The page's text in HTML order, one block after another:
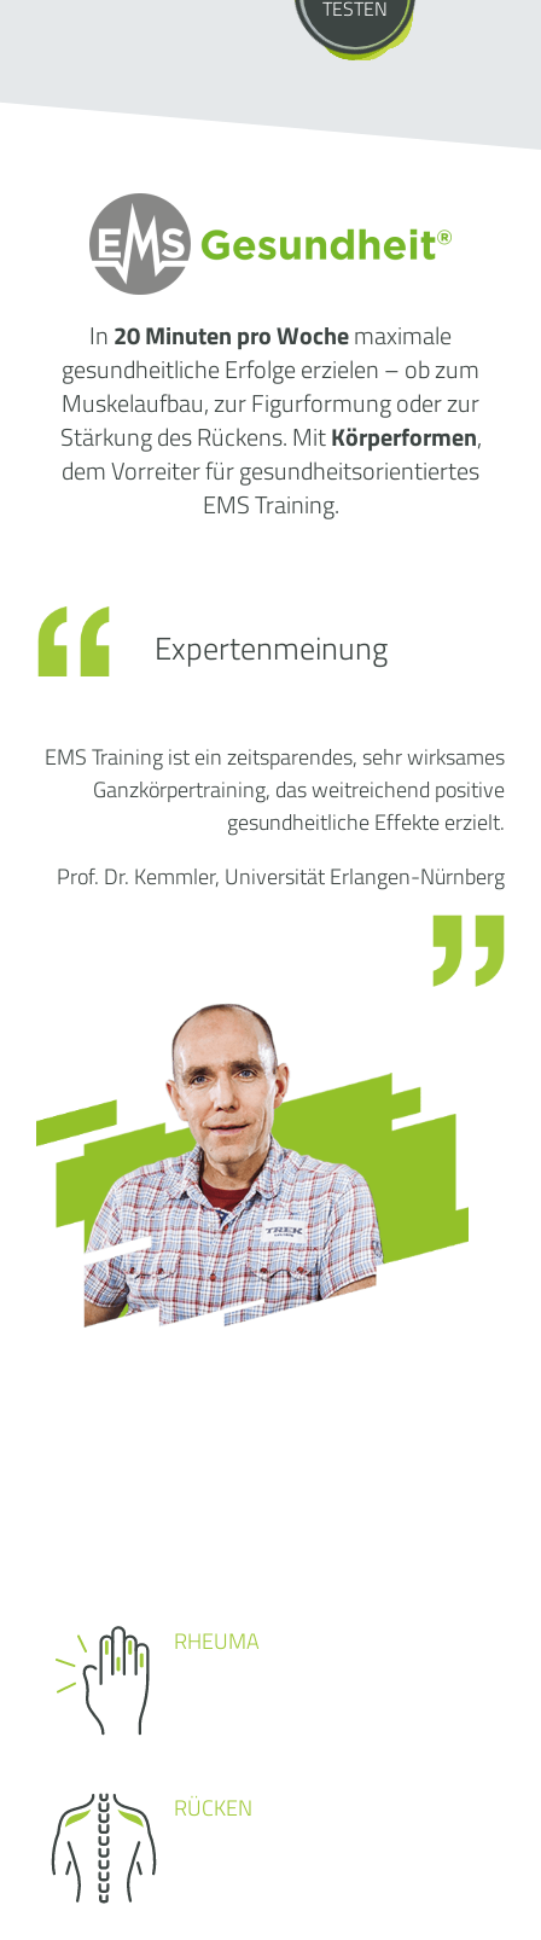
TESTEN
In20 Minuten pro Wochemaximale
gesundheitliche Erfolge erzielen – ob zum
Muskelaufbau, zur Figurformung oder zur
Stärkung des Rückens. MitKörperformen,
dem Vorreiter für gesundheitsorientiertes
EMS Training.
EMS Training ist ein zeitsparendes, sehr wirksames
Ganzkörpertraining, das weitreichend positive
gesundheitliche Effekte erzielt.
Prof. Dr. Kemmler, Universität Erlangen-Nürnberg
Expertenmeinung
RHEUMA
RÜCKEN